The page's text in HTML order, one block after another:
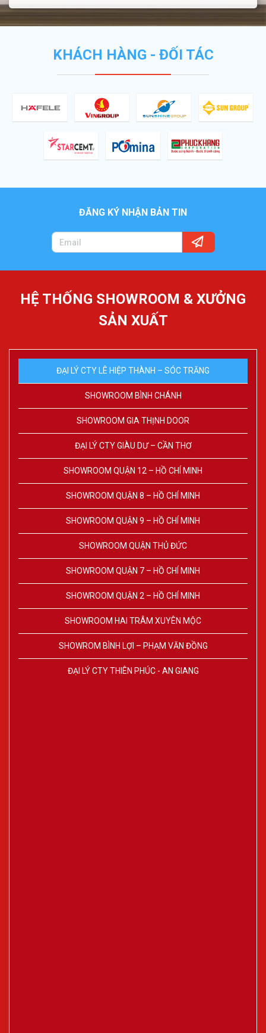
KHÁCH HÀNG - ĐỐI TÁC
ĐĂNG KÝ NHẬN BẢN TIN
HỆ THỐNG SHOWROOM & XƯỞNG
SẢN XUẤT
ĐẠI LÝ CTY LÊ HIỆP THÀNH – SÓC TRĂNG
SHOWROOM BÌNH CHÁNH
SHOWROOM GIA THỊNH DOOR
ĐẠI LÝ CTY GIÀU DƯ – CẦN THƠ
SHOWROOM QUẬN 12 – HỒ CHÍ MINH
SHOWROOM QUẬN 8 – HỒ CHÍ MINH
SHOWROOM QUẬN 9 – HỒ CHÍ MINH
SHOWROOM QUẬN THỦ ĐỨC
SHOWROOM QUẬN 7 – HỒ CHÍ MINH
SHOWROOM QUẬN 2 – HỒ CHÍ MINH
SHOWROOM HAI TRÂM XUYÊN MỘC
SHOWROM BÌNH LỢI – PHẠM VĂN ĐỒNG
ĐẠI LÝ CTY THIÊN PHÚC - AN GIANG